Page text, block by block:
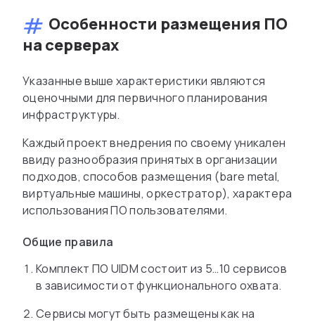
Особенности размещения ПО
на серверах
Указанные выше характеристики являются
оценочными для первичного планирования
инфраструктуры.
Каждый проект внедрения по своему уникален
ввиду разнообразия принятых в организации
подходов, способов размещения (bare metal,
виртуальные машины, оркестратор), характера
использования ПО пользователями.
Общие правила
Комплект ПО UIDM состоит из 5…10 сервисов
в зависимости от функционального охвата.
Сервисы могут быть размещены как на